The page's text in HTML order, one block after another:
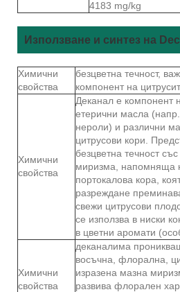
4183 mg/kg
Използване и синтез на
Химични
свойства
безцветна течност,
компонент на
Химични
свойства
Деканал е компонент
етерични масла
нероли) и различни
цитрусови кори.
безцветна течност
миризма, напомняща
портокалова кора,
разреждане
свежи цитрусови
се използва в ниски
в цветни аромати
Химични
свойства
деканалима
восъчна, флорална,
изразена мазна
развива флорален